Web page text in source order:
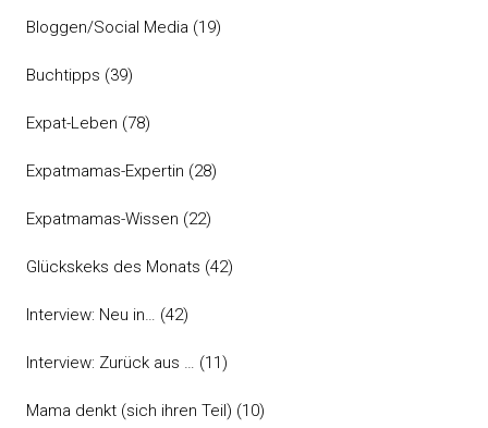
Bloggen/Social Media (19)
Buchtipps (39)
Expat-Leben (78)
Expatmamas-Expertin (28)
Expatmamas-Wissen (22)
Glückskeks des Monats (42)
Interview: Neu in… (42)
Interview: Zurück aus … (11)
Mama denkt (sich ihren Teil) (10)